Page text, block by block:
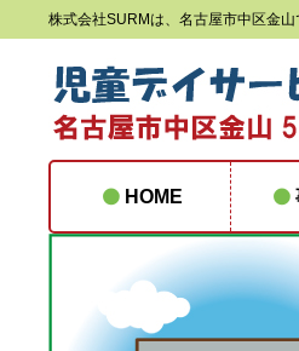
株式会社SURMは、名古屋市中区金
HOME